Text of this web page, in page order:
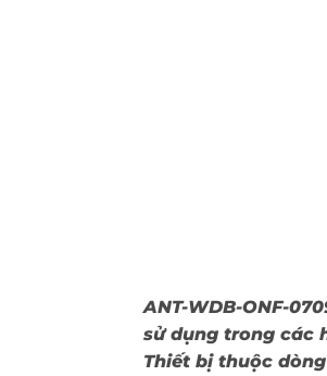
ANT-WDB-ONF-
sử dụng trong các
Thiết bị thuộc